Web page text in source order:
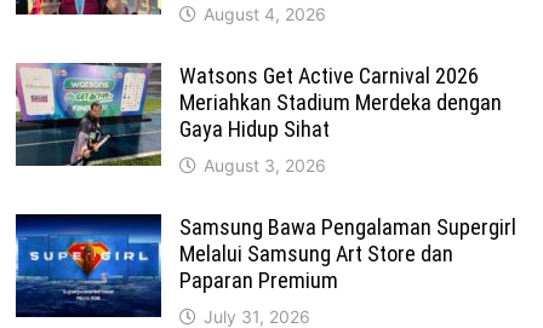
August 4, 2026
Watsons Get Active Carnival 2026
Meriahkan Stadium Merdeka dengan
Gaya Hidup Sihat
August 3, 2026
Samsung Bawa Pengalaman Supergirl
Melalui Samsung Art Store dan
Paparan Premium
July 31, 2026